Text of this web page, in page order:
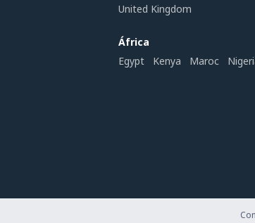
United Kingdom
África
Egypt
Kenya Maroc